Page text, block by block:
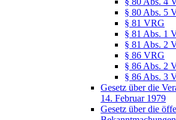
§ 80 Abs. 5
§ 81 VRG
§ 81 Abs. 1
§ 81 Abs. 2
§ 86 VRG
§ 86 Abs. 2
§ 86 Abs. 3
Gesetz über die
14. Februar 1979
Gesetz über die